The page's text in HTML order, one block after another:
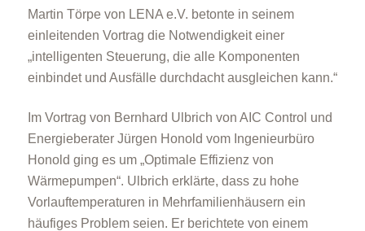
Martin Törpe von LENA e.V. betonte in seinem
einleitenden Vortrag die Notwendigkeit einer
„intelligenten Steuerung, die alle Komponenten
einbindet und Ausfälle durchdacht ausgleichen kann.“
Im Vortrag von Bernhard Ulbrich von AIC Control und
Energieberater Jürgen Honold vom Ingenieurbüro
Honold ging es um „Optimale Effizienz von
Wärmepumpen“. Ulbrich erklärte, dass zu hohe
Vorlauftemperaturen in Mehrfamilienhäusern ein
häufiges Problem seien. Er berichtete von einem